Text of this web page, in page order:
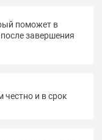
поможет в
завершения
и в срок